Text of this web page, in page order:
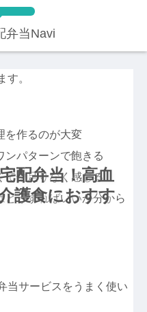
弁当Navi
す。
配弁当！高血
護食におすす
を作るのが大変
ンパターンで飽きる
て物足りなく感じる
どうすればいいか分から
当サービスをうまく使い